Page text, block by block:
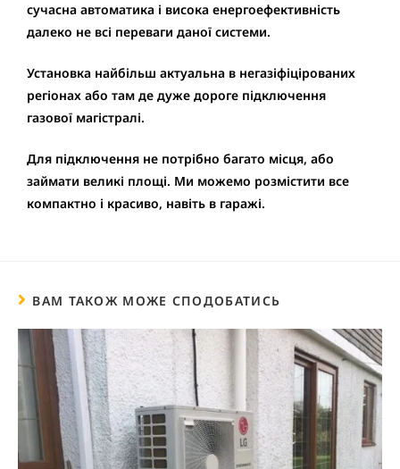
сучасна автоматика і висока енергоефективність
далеко не всі переваги даної системи.
Установка найбільш актуальна в негазіфіцірованих
регіонах або там де дуже дороге підключення
газової магістралі.
Для підключення не потрібно багато місця, або
займати великі площі. Ми можемо розмістити все
компактно і красиво, навіть в гаражі.
ВАМ ТАКОЖ МОЖЕ СПОДОБАТИСЬ